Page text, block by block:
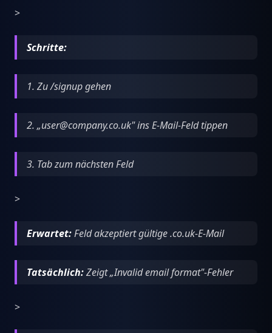
>
Schritte:
1. Zu /signup gehen
2. „user@company.co.uk" ins E-Mail-Feld tippen
3. Tab zum nächsten Feld
>
Erwartet:Feld akzeptiert gültige .co.uk-E-Mail
Tatsächlich:Zeigt „Invalid email format"-Fehler
>